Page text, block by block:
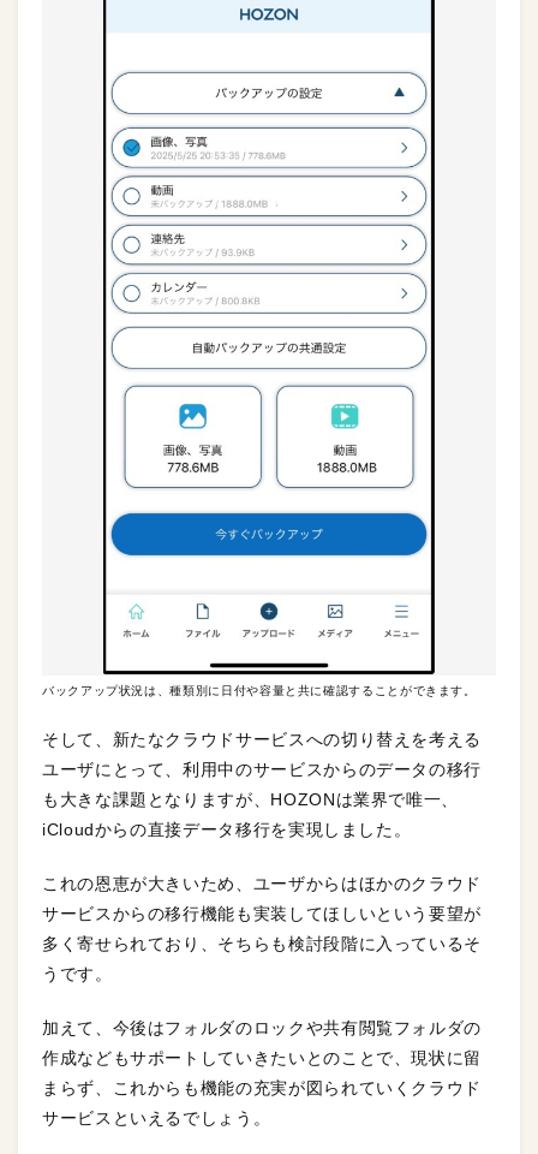
バックアップ状況は、種類別に日付や容量と共に確認することができます。
そして、新たなクラウドサービスへの切り替えを考える
ユーザにとって、利用中のサービスからのデータの移行
も大きな課題となりますが、HOZONは業界で唯一、
iCloudからの直接データ移行を実現しました。
これの恩恵が大きいため、ユーザからはほかのクラウド
サービスからの移行機能も実装してほしいという要望が
多く寄せられており、そちらも検討段階に入っているそ
うです。
加えて、今後はフォルダのロックや共有閲覧フォルダの
作成などもサポートしていきたいとのことで、現状に留
まらず、これからも機能の充実が図られていくクラウド
サービスといえるでしょう。